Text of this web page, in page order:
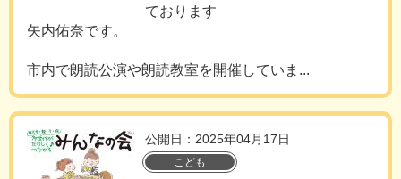
ております
矢内佑奈です。
市内で朗読公演や朗読教室を開催していま...
公開日：2025年04月17日
こども